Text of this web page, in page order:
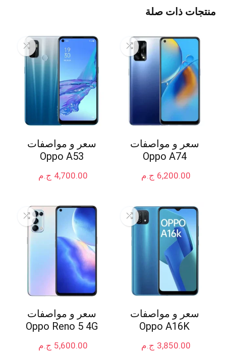
منتجات ذات صلة
سعر و مواصفات
Oppo A74
ج.م 6,200.00
سعر و مواصفات
Oppo A53
ج.م 4,700.00
سعر و مواصفات
Oppo A16K
ج.م 3,850.00
سعر و مواصفات
Oppo Reno 5 4G
ج.م 5,600.00